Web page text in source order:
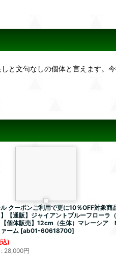
文句なしの個体と言えます。
ル クーポンご利用で更に10％OFF対象商
】【通販】ジャイアントブルーフローラ
【個体販売】12cm（生体）マレーシア
ーム [ab01-60618700]
)
: 28,000円